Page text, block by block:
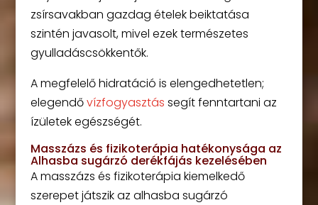
zsírsavakban gazdag ételek beiktatása
szintén javasolt, mivel ezek természetes
gyulladáscsökkentők.
A megfelelő hidratáció is elengedhetetlen;
elegendővízfogyasztás segít fenntartani az
ízületek egészségét.
Masszázs és fizikoterápia hatékonysága az
Alhasba sugárzó derékfájás kezelésében
A masszázs és fizikoterápia kiemelkedő
szerepet játszik az alhasba sugárzó